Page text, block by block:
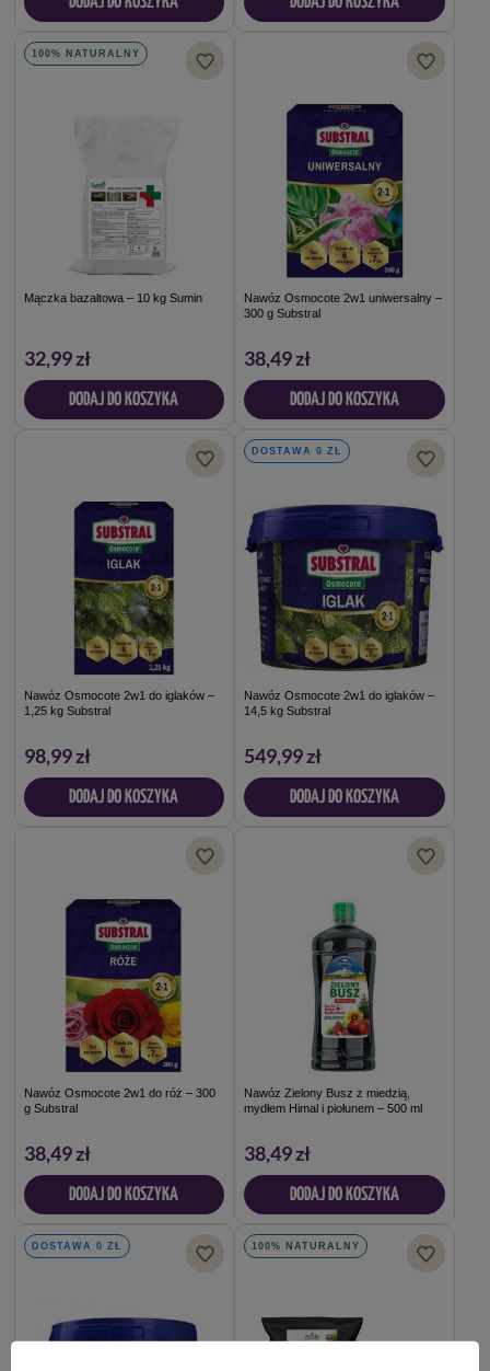
100% NATURALNY
Mączka bazaltowa – 10 kg Sumin
32,99 zł
DODAJ DO KOSZYKA
Nawóz Osmocote 2w1 uniwersalny –
300 g Substral
38,49 zł
DODAJ DO KOSZYKA
Nawóz Osmocote 2w1 do iglaków –
1,25 kg Substral
98,99 zł
DODAJ DO KOSZYKA
DOSTAWA 0 ZŁ
Nawóz Osmocote 2w1 do iglaków –
14,5 kg Substral
549,99 zł
DODAJ DO KOSZYKA
Nawóz Osmocote 2w1 do róż – 300
g Substral
38,49 zł
DODAJ DO KOSZYKA
Nawóz Zielony Busz z miedzią,
mydłem Himal i piołunem – 500 ml
38,49 zł
DODAJ DO KOSZYKA
DOSTAWA 0 ZŁ 100% NATURALNY